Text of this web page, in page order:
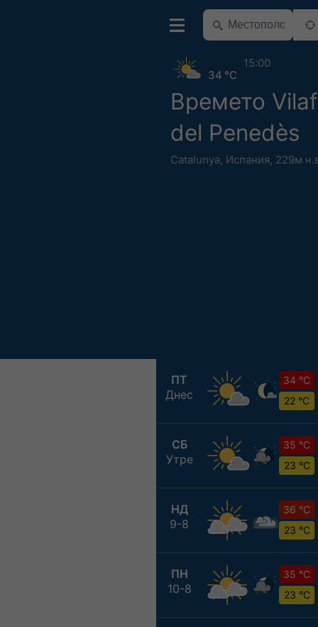
Времето
del Penedès
Catalunya, Испания, 229м
34 °C
15:00
ПТ
Днес
34 °C
22 °C
СБ
Утре
35 °C
23 °C
НД
9-8
36 °C
23 °C
ПН
10-8
35 °C
23 °C